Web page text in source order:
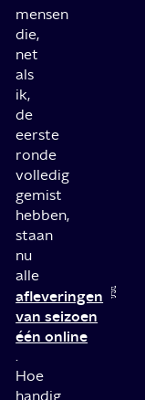
mensen
die,
net
als
ik,
de
eerste
ronde
volledig
gemist
hebben,
staan
nu
alle
afleveringen
van seizoen
één online
.
Hoe
handig